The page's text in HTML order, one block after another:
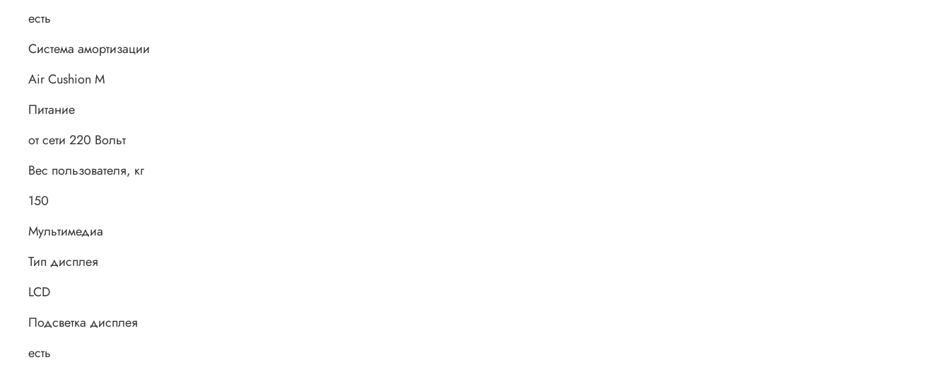
есть
Система амортизации
Air Cushion M
Питание
от сети 220 Вольт
Вес пользователя, кг
150
Мультимедиа
Тип дисплея
LCD
Подсветка дисплея
есть